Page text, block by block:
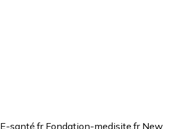
E-santé.fr Fondation-medisite.fr New